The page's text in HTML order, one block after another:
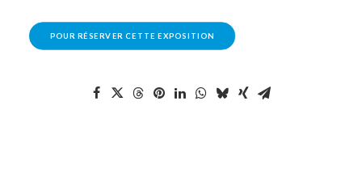
POUR RÉSERVER CETTE EXPOSITION